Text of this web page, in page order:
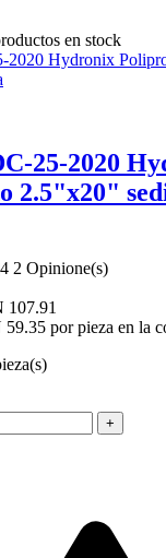
en stock
25-2020
2.5"x20"
2 Opinione(s)
por pieza en la
+